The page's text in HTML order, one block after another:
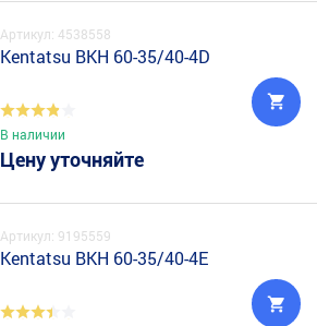
Артикул: 4538558
Kentatsu BKH 60-35/40-4D
В наличии
Цену уточняйте
Артикул: 9195559
Kentatsu BKH 60-35/40-4E